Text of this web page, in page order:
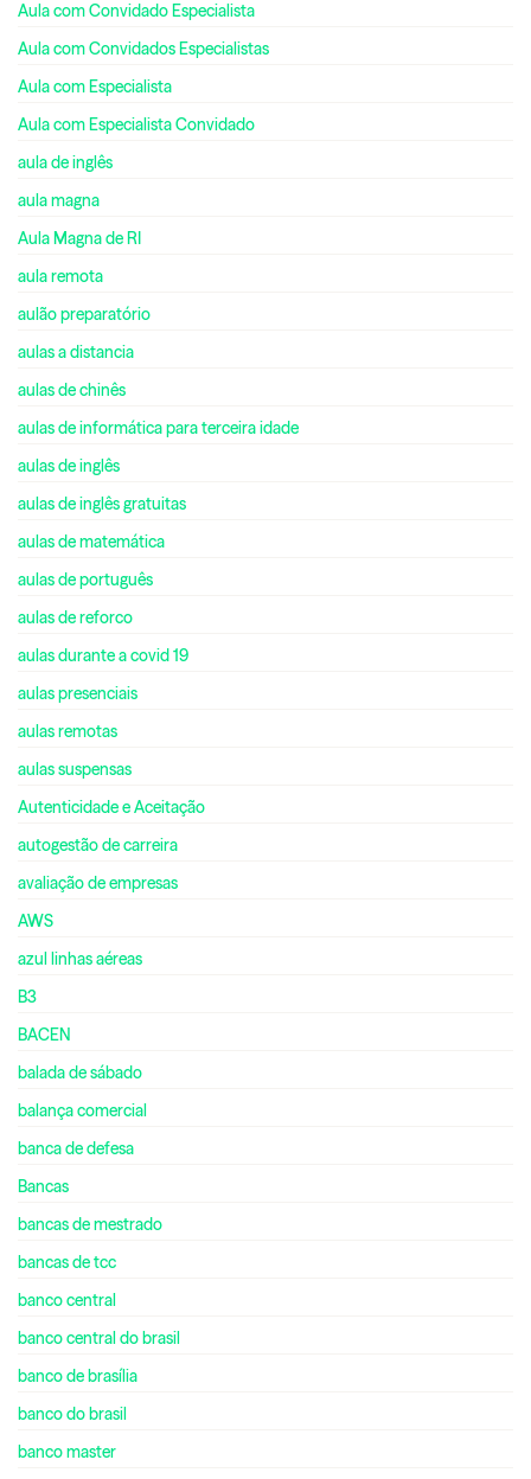
Aula com Convidado Especialista
Aula com Convidados Especialistas
Aula com Especialista
Aula com Especialista Convidado
aula de inglês
aula magna
Aula Magna de RI
aula remota
aulão preparatório
aulas a distancia
aulas de chinês
aulas de informática para terceira idade
aulas de inglês
aulas de inglês gratuitas
aulas de matemática
aulas de português
aulas de reforco
aulas durante a covid 19
aulas presenciais
aulas remotas
aulas suspensas
Autenticidade e Aceitação
autogestão de carreira
avaliação de empresas
AWS
azul linhas aéreas
B3
BACEN
balada de sábado
balança comercial
banca de defesa
Bancas
bancas de mestrado
bancas de tcc
banco central
banco central do brasil
banco de brasília
banco do brasil
banco master